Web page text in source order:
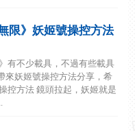
限》妖姬號操控方法
有不少載具，不過有些載具
來妖姬號操控方法分享，希
控方法 鏡頭拉起，妖姬就是